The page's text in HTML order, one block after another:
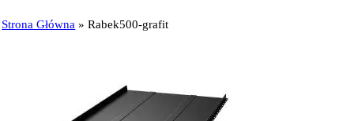
Strona Główna » Rabek500-grafit